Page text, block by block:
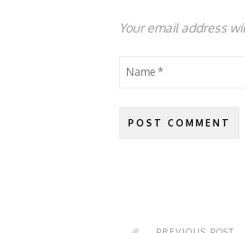
Your email address